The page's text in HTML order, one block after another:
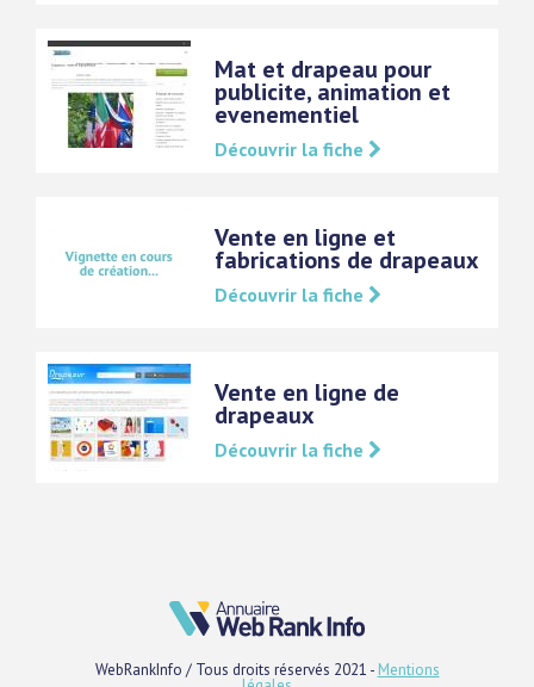
Mat et drapeau pour
publicite, animation et
evenementiel
Découvrir la fiche
Vente en ligne et
fabrications de drapeaux
Découvrir la fiche
Vente en ligne de
drapeaux
Découvrir la fiche
WebRankInfo / Tous droits réservés 2021 - Mentions